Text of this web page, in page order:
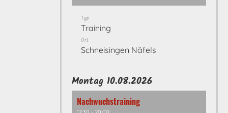
Typ
Training
Ort
Schneisingen Näfels
Montag 10.08.2026
Nachwuchstraining